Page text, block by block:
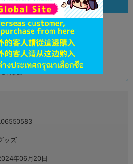
違いの同一商品
円 税込
ッズ
年06月20日